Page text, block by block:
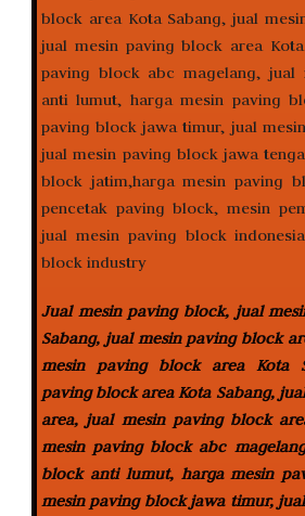
Jual mesin paving block, jual
Sabang, jual mesin paving block
mesin paving block area Kota
paving block area Kota Sabang,
area, jual mesin paving block
mesin paving block abc
block anti lumut, harga mesin
mesin paving block jawa timur,